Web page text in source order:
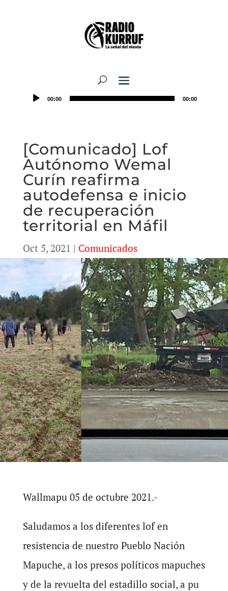
00:00 00:00
[Comunicado] Lof
Autónomo Wemal
Curín reafirma
autodefensa e inicio
de recuperación
territorial en Máfil
Oct 5, 2021 | Comunicados
Wallmapu 05 de octubre 2021.-
Saludamos a los diferentes lof en
resistencia de nuestro Pueblo Nación
Mapuche, a los presos políticos mapuches
y de la revuelta del estadillo social, a pu